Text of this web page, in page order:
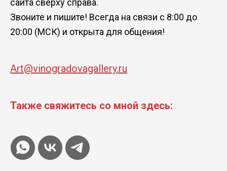
Звоните и пишите! Всегда на связи с 8:00 до
20:00 (МСК) и открыта для общения!
Art@vinogradovagallery.ru
Также свяжитесь со мной здесь: